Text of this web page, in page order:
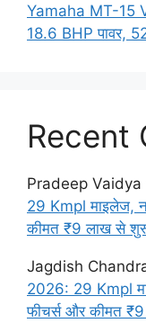
Yamaha MT-15
18.6 BHP पावर,
Recent
Pradeep Vaidya
29 Kmpl माइलेज,
कीमत ₹9 लाख से
Jagdish
2026: 29 Kmpl
फीचर्स और कीमत